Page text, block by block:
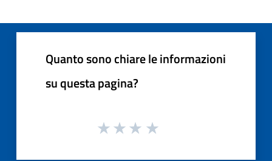
Quanto sono chiare le informazioni
su questa pagina?